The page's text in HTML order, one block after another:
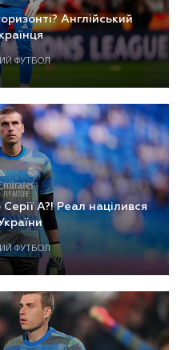
Англійський
ФУТБОЛ
А?! Реал націлився
ФУТБОЛ